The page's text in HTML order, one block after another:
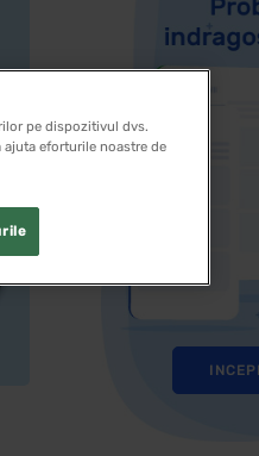
pe dispozitivul dvs.
eforturile noastre de